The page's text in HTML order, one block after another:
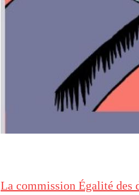
La commission Égalité des